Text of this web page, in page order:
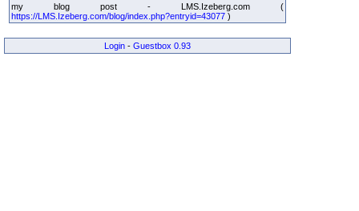
my blog post - LMS.Izeberg.com (
https://LMS.Izeberg.com/blog/index.php?entryid=43077 )
Login - Guestbox 0.93